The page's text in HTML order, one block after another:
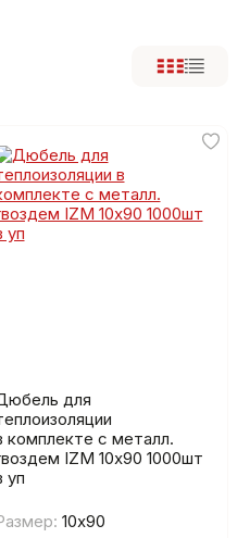
для
комплекте с металл.
IZМ 10х90 1000шт
уп
10х90